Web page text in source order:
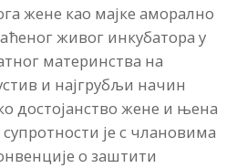
жене као мајке аморално
живог инкубатора у
материнства на
и најгрубљи начин
достојанство жене и њена
је с члановима
о заштити